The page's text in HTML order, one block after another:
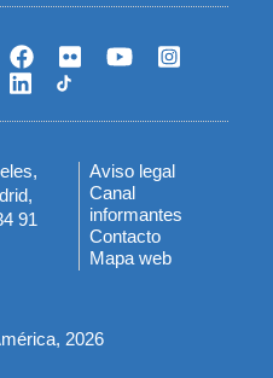
91
Menú
del
pie
Aviso legal
Canal
informantes
Contacto
Mapa web
2026